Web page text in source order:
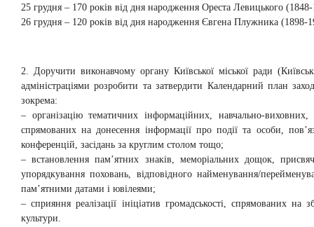
25 грудня – 170 років від дня народження Ореста Левицького
26 грудня – 120 років від дня народження Євгена Плужника (1898-
2. Доручити виконавчому органу Київської міської ради
адміністраціями розробити та затвердити Календарний план
зокрема:
– організацію тематичних інформаційних, навчально-
спрямованих на донесення інформації про події та особи,
конференцій, засідань за круглим столом тощо;
– встановлення пам’ятних знаків, меморіальних дощок,
упорядкування поховань, відповідного найменування/
пам’ятними датами і ювілеями;
– сприяння реалізації ініціатив громадськості, спрямованих на
культури.